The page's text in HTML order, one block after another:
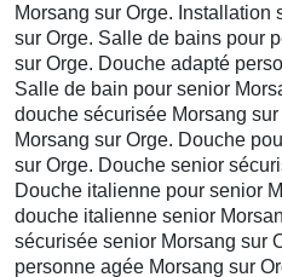
Morsang sur Orge.
sur Orge. Salle de bains pour
sur Orge. Douche adapté
Salle de bain pour senior
douche sécurisée Morsang
Morsang sur Orge. Douche
sur Orge. Douche senior
Douche italienne pour senior
douche italienne senior
sécurisée senior Morsang sur
personne agée Morsang sur